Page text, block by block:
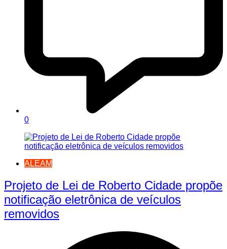
0
ALEAM
Projeto de Lei de Roberto Cidade propõe
notificação eletrônica de veículos
removidos